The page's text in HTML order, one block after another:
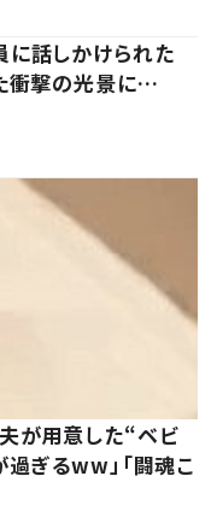
話しかけられた
衝撃の光景に…
が用意した“ベビ
ぎるww」「闘魂こ